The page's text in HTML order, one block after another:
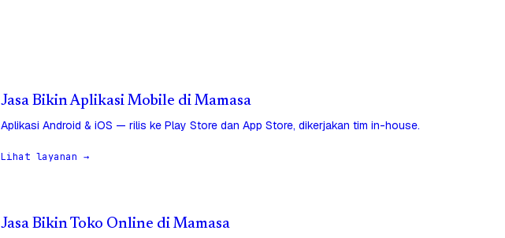
Jasa Bikin Aplikasi Mobile di Mamasa
Aplikasi Android & iOS — rilis ke Play Store dan App Store, dikerjakan tim in-house.
Lihat layanan →
Jasa Bikin Toko Online di Mamasa